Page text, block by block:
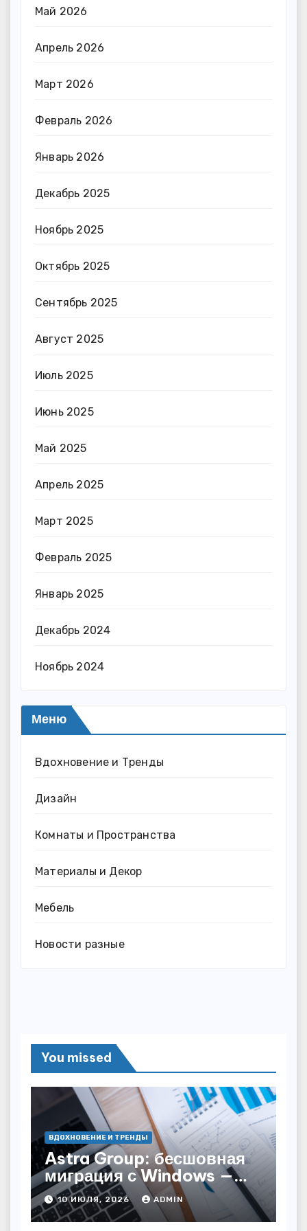
Май 2026
Апрель 2026
Март 2026
Февраль 2026
Январь 2026
Декабрь 2025
Ноябрь 2025
Октябрь 2025
Сентябрь 2025
Август 2025
Июль 2025
Июнь 2025
Май 2025
Апрель 2025
Март 2025
Февраль 2025
Январь 2025
Декабрь 2024
Ноябрь 2024
Меню
Вдохновение и Тренды
Дизайн
Комнаты и Пространства
Материалы и Декор
Мебель
Новости разные
You missed
ВДОХНОВЕНИЕ И ТРЕНДЫ
Astra Group: бесшовная
миграция с Windows —
как сохранить бизнес-
непрерывность
10 ИЮЛЯ, 2026 ADMIN